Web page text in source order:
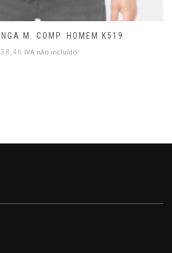
M. COMP. HOMEM K519
38,46 IVA não incluído